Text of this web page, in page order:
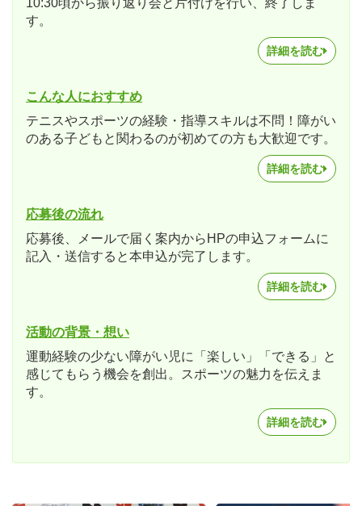
10:30頃から振り返り会と片付けを行い、終了しま
す。
詳細を読む
こんな人におすすめ
テニスやスポーツの経験・指導スキルは不問！障がい
のある子どもと関わるのが初めての方も大歓迎です。
詳細を読む
応募後の流れ
応募後、メールで届く案内からHPの申込フォームに
記入・送信すると本申込が完了します。
詳細を読む
活動の背景・想い
運動経験の少ない障がい児に「楽しい」「できる」と
感じてもらう機会を創出。スポーツの魅力を伝えま
す。
詳細を読む